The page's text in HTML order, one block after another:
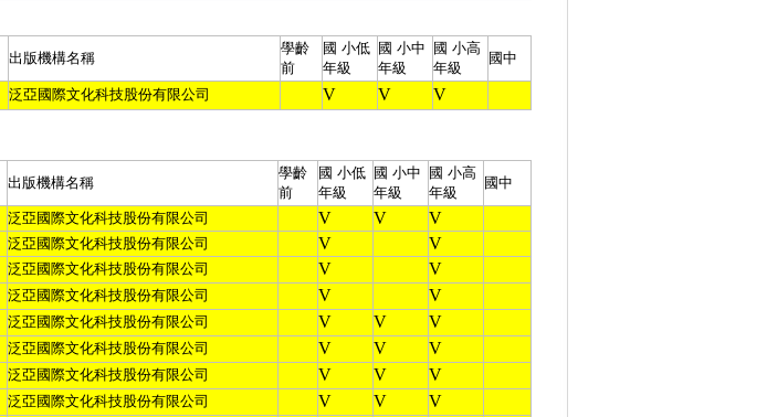
出版機構名稱
學齡
前
國 小低
年級
國 小中
年級
國 小高
年級
國中
泛亞國際文化科技股份有限公司 V V V
出版機構名稱
學齡
前
國 小低
年級
國 小中
年級
國 小高
年級
國中
泛亞國際文化科技股份有限公司 V V V
泛亞國際文化科技股份有限公司 V V
泛亞國際文化科技股份有限公司 V V
泛亞國際文化科技股份有限公司 V V
泛亞國際文化科技股份有限公司 V V V
泛亞國際文化科技股份有限公司 V V V
泛亞國際文化科技股份有限公司 V V V
泛亞國際文化科技股份有限公司 V V V